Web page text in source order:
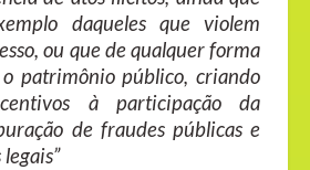
daqueles que violem
ou que de qualquer forma
patrimônio público, criando
à participação da
de fraudes públicas e